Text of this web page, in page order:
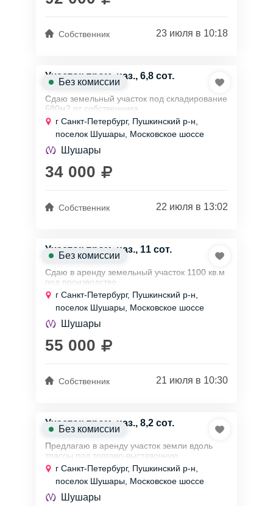
Собственник 23 июля в 10:18
Участок пром. наз., 6,8 сот.
Сдаю земельный участок под складирование
680м2 от собственника.
Находится на частной закрытой территории
под постоянной охраной. Доступ 24/7.
Бесплатная парковка....
г Санкт-Петербург, Пушкинский р-н,
поселок Шушары, Московское шоссе
Шушары
34 000
Собственник 22 июля в 13:02
Без комиссии
Участок пром. наз., 11 сот.
Сдаю в аренду земельный участок 1100 кв.м
под производство.
Участок правильной прямоугольной формы,
Выравнен и уложен бетонными плитами.
Огорожен забором из...
г Санкт-Петербург, Пушкинский р-н,
поселок Шушары, Московское шоссе
Шушары
55 000
Собственник 21 июля в 10:30
Без комиссии
Участок пром. наз., 8,2 сот.
Предлагаю в аренду участок земли вдоль
трассы под торгово-выставочную
деятельность.
Площадь 820 кв.м. 1-я линия Московского
шоссе.
Стоимость 50 руб за кв.м. Прямой...
г Санкт-Петербург, Пушкинский р-н,
поселок Шушары, Московское шоссе
Шушары
Без комиссии